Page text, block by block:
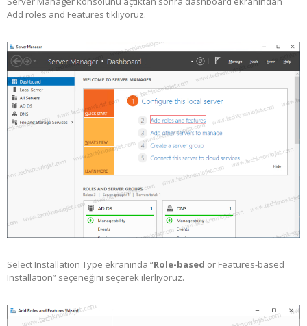
Add roles and Features tıklıyoruz.
Select Installation Type ekranında “Role-based or Features-based
Installation” seçeneğini seçerek ilerliyoruz.